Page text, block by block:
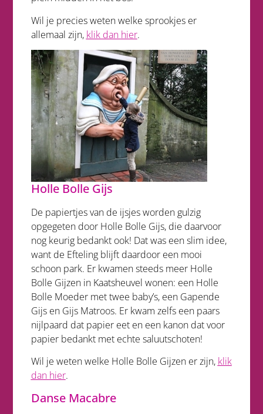
Wil je precies weten welke sprookjes er
allemaal zijn, klik dan hier.
Holle Bolle Gijs
De papiertjes van de ijsjes worden gulzig
opgegeten door Holle Bolle Gijs, die daarvoor
nog keurig bedankt ook! Dat was een slim idee,
want de Efteling blijft daardoor een mooi
schoon park. Er kwamen steeds meer Holle
Bolle Gijzen in Kaatsheuvel wonen: een Holle
Bolle Moeder met twee baby’s, een Gapende
Gijs en Gijs Matroos. Er kwam zelfs een paars
nijlpaard dat papier eet en een kanon dat voor
papier bedankt met echte saluutschoten!
Wil je weten welke Holle Bolle Gijzen er zijn, klik
dan hier.
Danse Macabre